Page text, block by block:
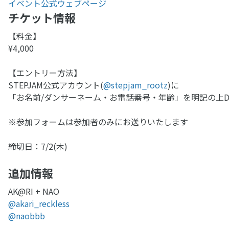
イベント公式ウェブページ
チケット情報
【料金】
¥4,000
【エントリー方法】
STEPJAM公式アカウント(@stepjam_rootz)に
「お名前/ダンサーネーム・お電話番号・年齢」を明記の上
※参加フォームは参加者のみにお送りいたします
締切日：7/2(木)
追加情報
AK@RI + NAO
@akari_reckless
@naobbb